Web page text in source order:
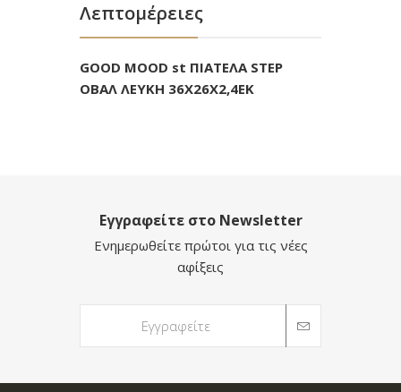
Λεπτομέρειες
GOOD MOOD st ΠΙΑΤΕΛΑ STEP
ΟΒΑΛ ΛΕΥΚΗ 36X26X2,4EK
Εγγραφείτε στο Newsletter
Ενημερωθείτε πρώτοι για τις νέες
αφίξεις